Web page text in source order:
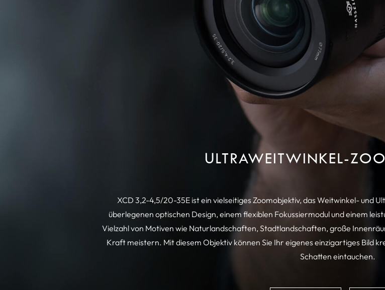
ULTRAWEITWINKEL-
XCD 3,2-4,5/20-35E ist ein vielseitiges Zoomobjektiv, das Weitwinkel- und
überlegenen optischen Design, einem flexiblen Fokussiermodul und einem
Vielzahl von Motiven wie Naturlandschaften, Stadtlandschaften, große
Kraft meistern. Mit diesem Objektiv können Sie Ihr eigenes einzigartiges Bild
Schatten eintauchen.